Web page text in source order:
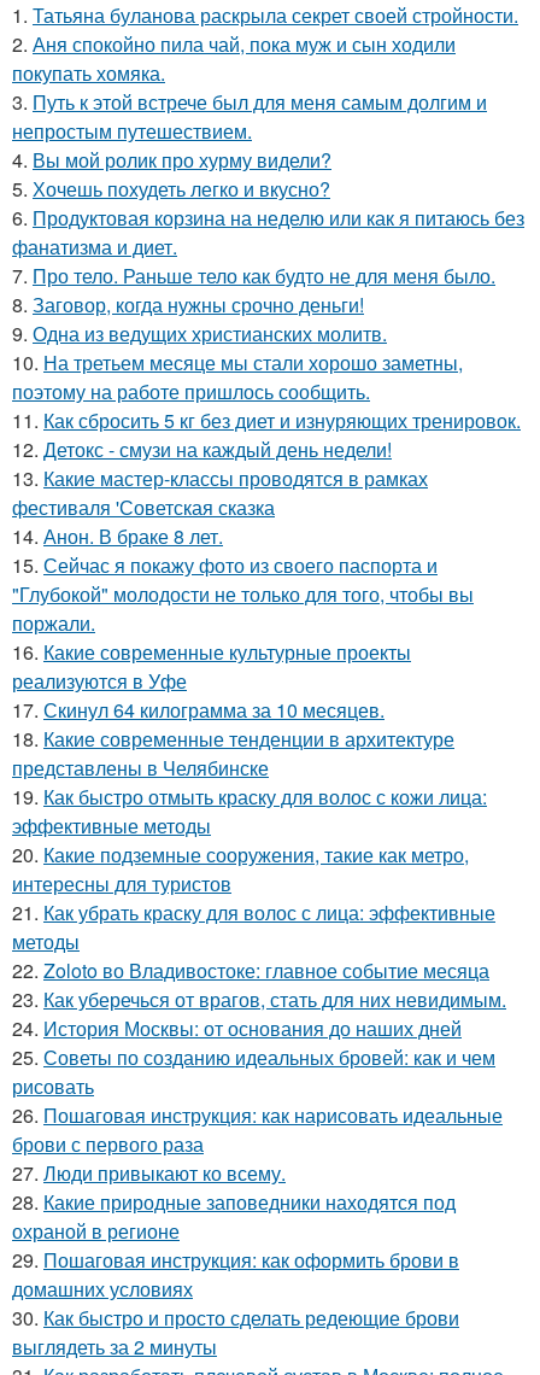
1. Татьяна буланова раскрыла секрет своей стройности.
2. Аня спокойно пила чай, пока муж и сын ходили
покупать хомяка.
3. Путь к этой встрече был для меня самым долгим и
непростым путешествием.
4. Вы мой ролик про хурму видели?
5. Хочешь похудеть легко и вкусно?
6. Продуктовая корзина на неделю или как я питаюсь без
фанатизма и диет.
7. Про тело. Раньше тело как будто не для меня было.
8. Заговор, когда нужны срочно деньги!
9. Одна из ведущих христианских молитв.
10. На третьем месяце мы стали хорошо заметны,
поэтому на работе пришлось сообщить.
11. Как сбросить 5 кг без диет и изнуряющих тренировок.
12. Детокс - смузи на каждый день недели!
13. Какие мастер-классы проводятся в рамках
фестиваля 'Советская сказка
14. Анон. В браке 8 лет.
15. Сейчас я покажу фото из своего паспорта и
"Глубокой" молодости не только для того, чтобы вы
поржали.
16. Какие современные культурные проекты
реализуются в Уфе
17. Скинул 64 килограмма за 10 месяцев.
18. Какие современные тенденции в архитектуре
представлены в Челябинске
19. Как быстро отмыть краску для волос с кожи лица:
эффективные методы
20. Какие подземные сооружения, такие как метро,
интересны для туристов
21. Как убрать краску для волос с лица: эффективные
методы
22. Zoloto во Владивостоке: главное событие месяца
23. Как уберечься от врагов, стать для них невидимым.
24. История Москвы: от основания до наших дней
25. Советы по созданию идеальных бровей: как и чем
рисовать
26. Пошаговая инструкция: как нарисовать идеальные
брови с первого раза
27. Люди привыкают ко всему.
28. Какие природные заповедники находятся под
охраной в регионе
29. Пошаговая инструкция: как оформить брови в
домашних условиях
30. Как быстро и просто сделать редеющие брови
выглядеть за 2 минуты